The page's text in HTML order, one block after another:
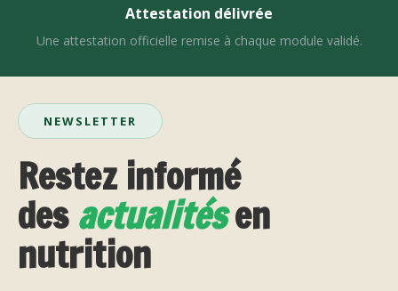
Attestation délivrée
Une attestation officielle remise à chaque module validé.
NEWSLETTER
Restez informé
desactualitésen
nutrition